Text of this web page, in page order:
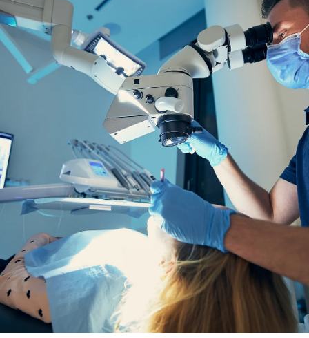
EQUIPO
DIENTES FIJOS EN UN DÍA
ESPECIALIDADES
MAXILOFACIAL
ARTÍCULOS